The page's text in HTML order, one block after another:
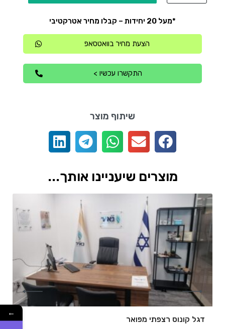
*מעל 20 יחידות – קבלו מחיר אטרקטיבי
הצעת מחיר בוואטסאפ
התקשרו עכשיו >
שיתוף מוצר
מוצרים שיעניינו אותך...
דגל קונוס רצפתי מפואר
←